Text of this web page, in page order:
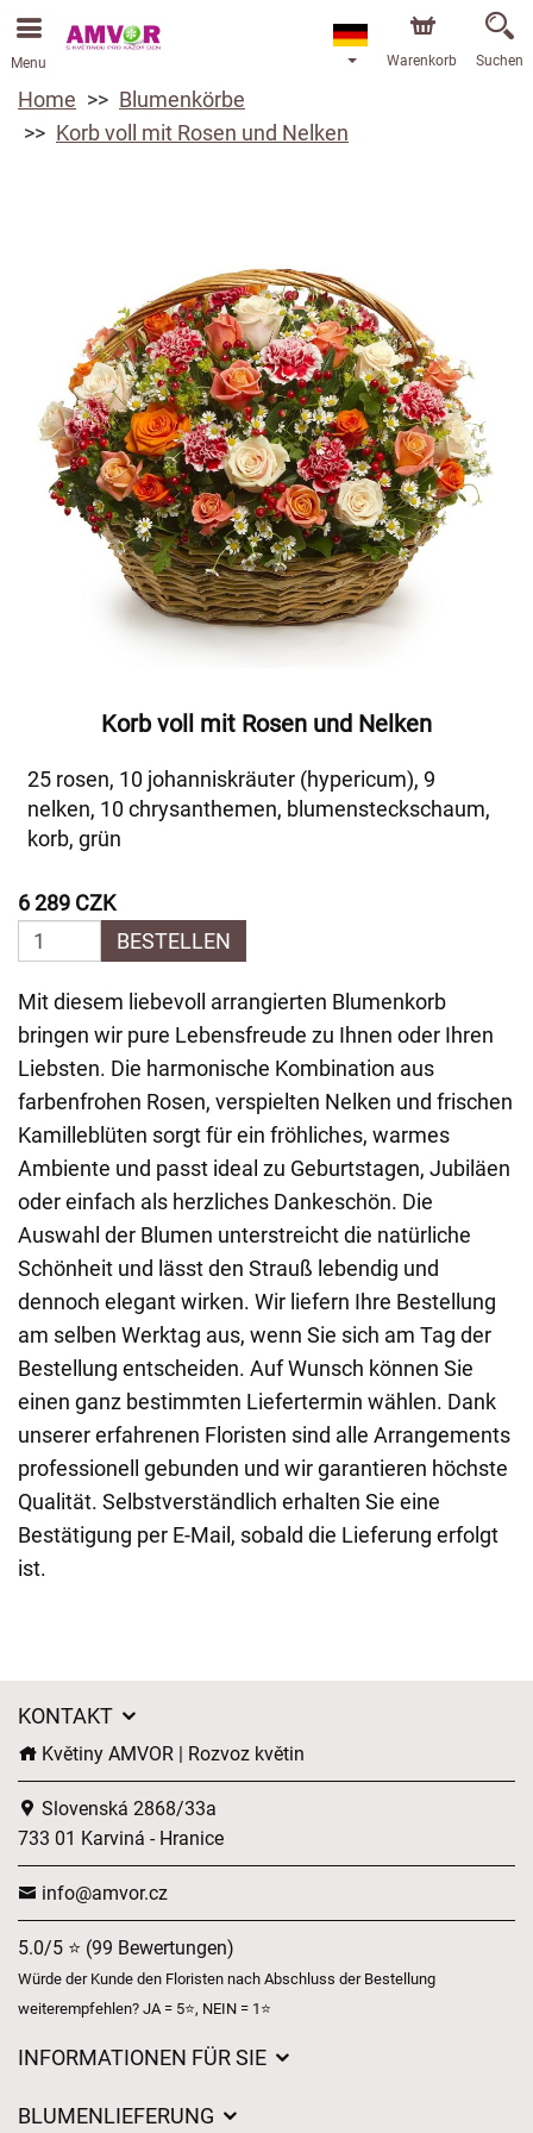
Menu Warenkorb Suchen
Home
Blumenkörbe
Korb voll mit Rosen und Nelken
Korb voll mit Rosen und Nelken
25 rosen, 10 johanniskräuter (hypericum), 9
nelken, 10 chrysanthemen, blumensteckschaum,
korb, grün
6 289 CZK
BESTELLEN
Mit diesem liebevoll arrangierten Blumenkorb
bringen wir pure Lebensfreude zu Ihnen oder Ihren
Liebsten. Die harmonische Kombination aus
farbenfrohen Rosen, verspielten Nelken und frischen
Kamilleblüten sorgt für ein fröhliches, warmes
Ambiente und passt ideal zu Geburtstagen, Jubiläen
oder einfach als herzliches Dankeschön. Die
Auswahl der Blumen unterstreicht die natürliche
Schönheit und lässt den Strauß lebendig und
dennoch elegant wirken. Wir liefern Ihre Bestellung
am selben Werktag aus, wenn Sie sich am Tag der
Bestellung entscheiden. Auf Wunsch können Sie
einen ganz bestimmten Liefertermin wählen. Dank
unserer erfahrenen Floristen sind alle Arrangements
professionell gebunden und wir garantieren höchste
Qualität. Selbstverständlich erhalten Sie eine
Bestätigung per E-Mail, sobald die Lieferung erfolgt
ist.
KONTAKT
Květiny AMVOR | Rozvoz květin
Slovenská 2868/33a
733 01 Karviná - Hranice
info@amvor.cz
5.0/5 ⭐ (99 Bewertungen)
Würde der Kunde den Floristen nach Abschluss der Bestellung
weiterempfehlen? JA = 5⭐, NEIN = 1⭐
INFORMATIONEN FÜR SIE
BLUMENLIEFERUNG